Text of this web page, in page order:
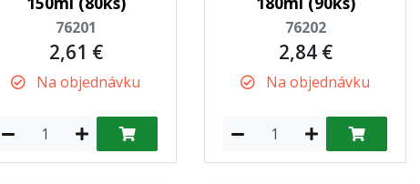
76201
2,61 €
Na objednávku
76202
2,84 €
Na objednávku